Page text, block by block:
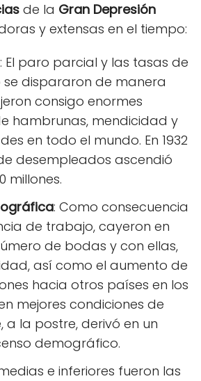
de la Gran Depresión
y extensas en el tiempo:
: El paro parcial y las tasas de
dispararon de manera
consigo enormes
hambrunas, mendicidad y
en todo el mundo. En 1932
desempleados ascendió
millones.
: Como consecuencia
de trabajo, cayeron en
de bodas y con ellas,
así como el aumento de
hacia otros países en los
mejores condiciones de
a la postre, derivó en un
demográfico.
e inferiores fueron las